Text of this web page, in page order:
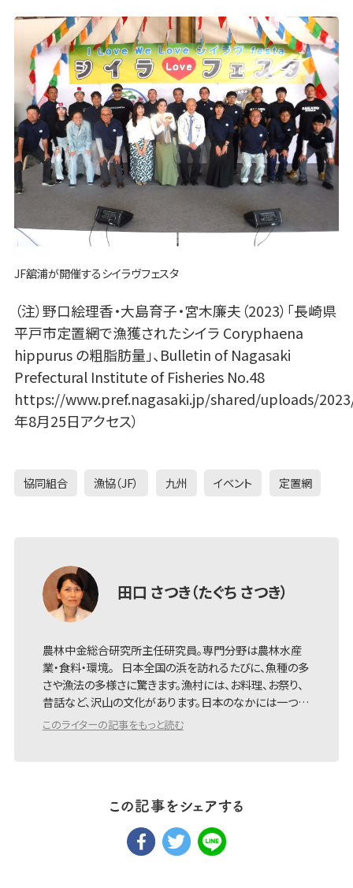
JF舘浦が開催するシイラヴフェスタ
（注）野口絵理香・大島育子・宮木廉夫（2023）「長崎県
平戸市定置網で漁獲されたシイラ Coryphaena
hippurus の粗脂肪量」、Bulletin of Nagasaki
Prefectural Institute of Fisheries No.48
https://www.pref.nagasaki.jp/shared/uploads/
年8月25日アクセス）
協同組合 漁協（JF） 九州 イベント 定置網
田口 さつき（たぐち さつき）
農林中金総合研究所主任研究員。専門分野は農林水産
業・食料・環境。 日本全国の浜を訪れるたびに、魚種の多
さや漁法の多様さに驚きます。漁村には、お料理、お祭り、
昔話など、沢山の文化があります。日本のなかには一つ…
このライターの記事をもっと読む